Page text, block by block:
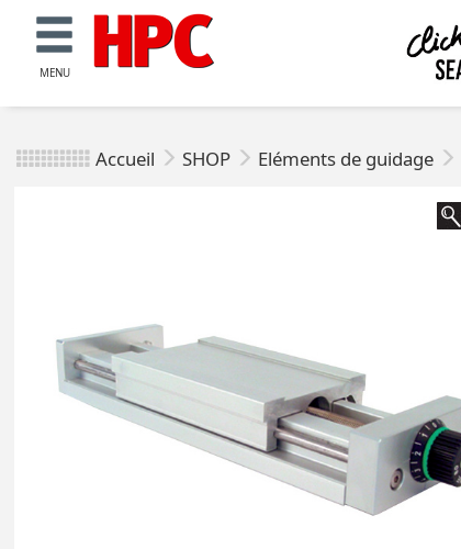
MENU
Accueil SHOP Eléments de guidage